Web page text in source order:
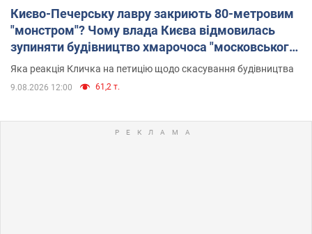
Києво-Печерську лавру закриють 80-метровим
"монстром"? Чому влада Києва відмовилась
зупиняти будівництво хмарочоса "московського
вірянина"
Яка реакція Кличка на петицію щодо скасування будівництва
9.08.2026 12:00 61,2 т.